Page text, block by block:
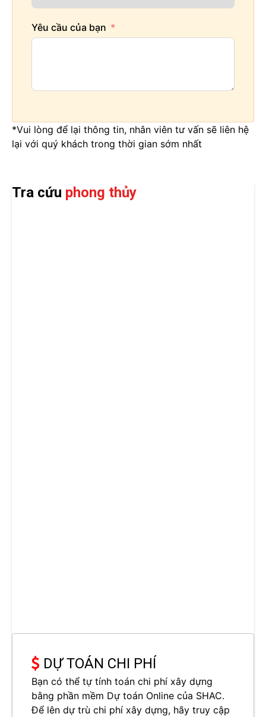
Yêu cầu của bạn
*Vui lòng để lại thông tin, nhân viên tư vấn sẽ liên hệ
lại với quý khách trong thời gian sớm nhất
Tra cứu phong thủy
DỰ TOÁN CHI PHÍ
Bạn có thể tự tính toán chi phí xây dựng
bằng phần mềm Dự toán Online của SHAC.
Để lên dự trù chi phí xây dựng, hãy truy cập